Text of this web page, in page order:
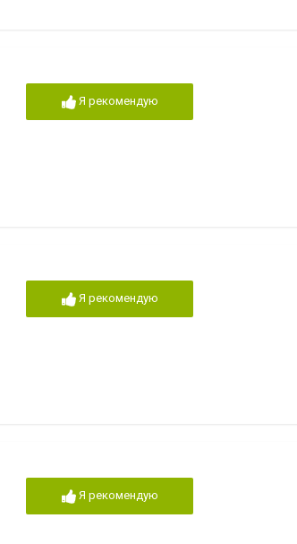
Я рекомендую
Я рекомендую
Я рекомендую